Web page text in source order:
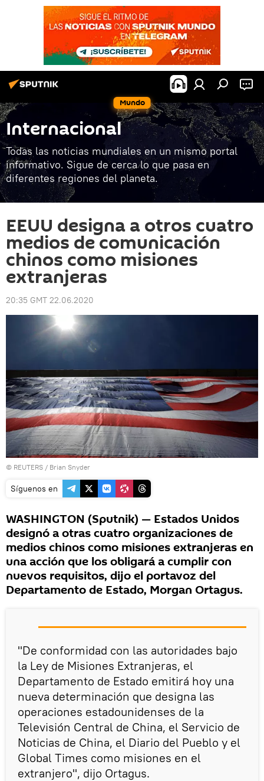
Mundo
Internacional
Todas las noticias mundiales en un mismo portal
informativo. Sigue de cerca lo que pasa en
diferentes regiones del planeta.
EEUU designa a otros cuatro
medios de comunicación
chinos como misiones
extranjeras
20:35 GMT 22.06.2020
© REUTERS / Brian Snyder
Síguenos en
WASHINGTON (Sputnik) — Estados Unidos
designó a otras cuatro organizaciones de
medios chinos como misiones extranjeras en
una acción que los obligará a cumplir con
nuevos requisitos, dijo el portavoz del
Departamento de Estado, Morgan Ortagus.
"De conformidad con las autoridades bajo
la Ley de Misiones Extranjeras, el
Departamento de Estado emitirá hoy una
nueva determinación que designa las
operaciones estadounidenses de la
Televisión Central de China, el Servicio de
Noticias de China, el Diario del Pueblo y el
Global Times como misiones en el
extranjero", dijo Ortagus.